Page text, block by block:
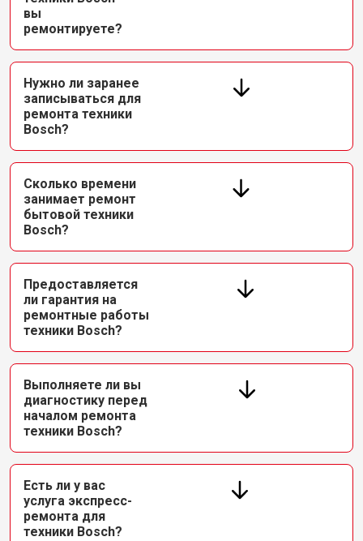
вы
ремонтируете?
Нужно ли заранее
записываться для
ремонта техники
Bosch?
Сколько времени
занимает ремонт
бытовой техники
Bosch?
Предоставляется
ли гарантия на
ремонтные работы
техники Bosch?
Выполняете ли вы
диагностику перед
началом ремонта
техники Bosch?
Есть ли у вас
услуга экспресс-
ремонта для
техники Bosch?